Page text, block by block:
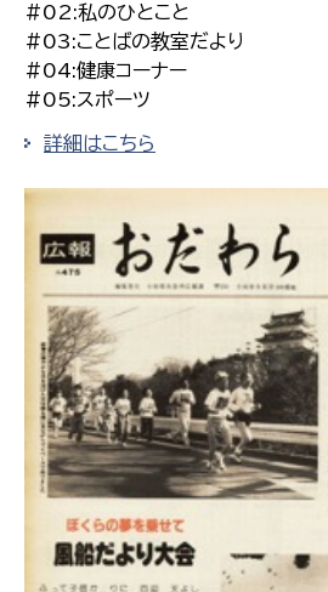
#02:私のひとこと
#03:ことばの教室だより
#04:健康コーナー
#05:スポーツ
詳細はこちら